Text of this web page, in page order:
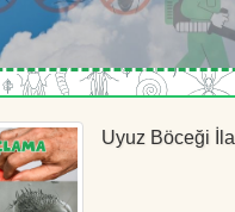
Uyuz Böceği